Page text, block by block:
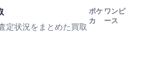
定状況をまとめた買取
ポケ
カ
ワンピ
ース